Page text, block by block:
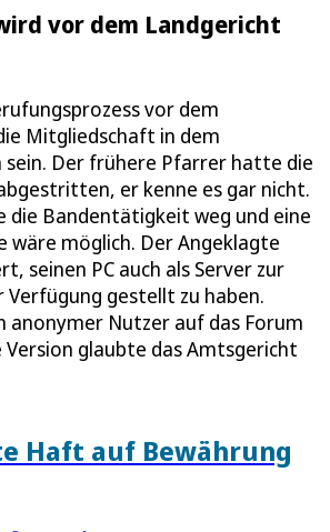
vor dem Landgericht
vor dem
Mitgliedschaft in dem
sein. Der frühere Pfarrer hatte die
er kenne es gar nicht.
die Bandentätigkeit weg und eine
wäre möglich. Der Angeklagte
seinen PC auch als Server zur
Verfügung gestellt zu haben.
anonymer Nutzer auf das Forum
Version glaubte das Amtsgericht
Haft auf Bewährung